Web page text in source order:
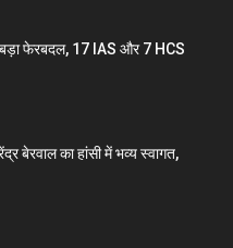
बड़ा फेरबदल, 17 IAS और 7 HCS
बेरवाल का हांसी में भव्य स्वागत,